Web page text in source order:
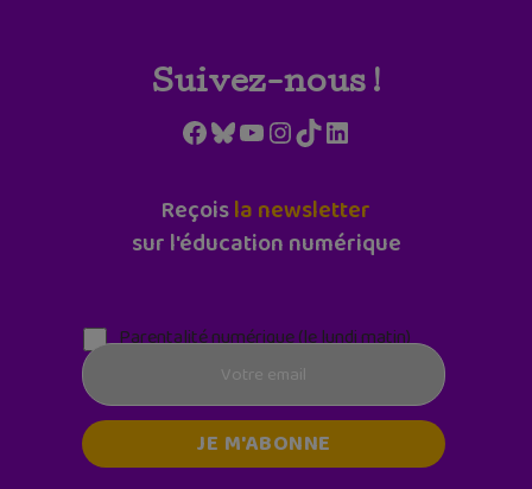
Suivez-nous !
Facebook
Bluesky
YouTube
Instagram
TikTokLinkedIn
Reçoisla newsletter
sur l'éducation numérique
Parentalité numérique (le lundi matin)